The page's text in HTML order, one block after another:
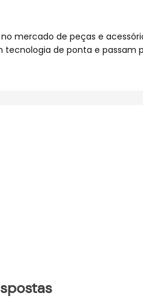
mercado de peças e
tecnologia de ponta e